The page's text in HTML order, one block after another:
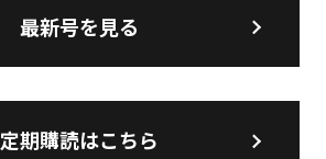
最新号を見る
定期購読はこちら